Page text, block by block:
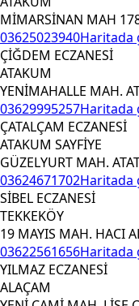
MİMARSİNAN MAH
03625023940Haritada
ÇİĞDEM ECZANESİ
ATAKUM
YENİMAHALLE MAH.
03629995257Haritada
ÇATALÇAM ECZANESİ
ATAKUM SAYFİYE
GÜZELYURT MAH.
03624671702Haritada
SİBEL ECZANESİ
TEKKEKÖY
19 MAYIS MAH. HACI
03622561656Haritada
YILMAZ ECZANESİ
ALAÇAM